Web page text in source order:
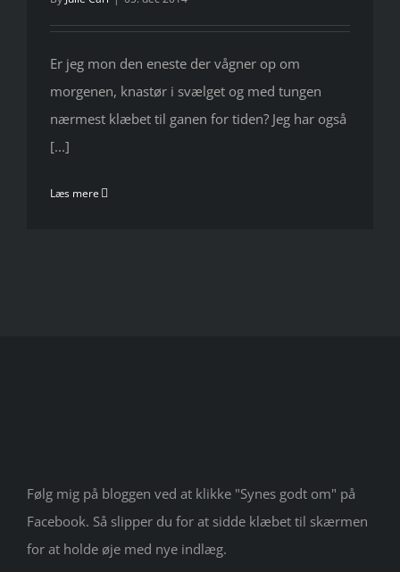
Er jeg mon den eneste der vågner op om
morgenen, knastør i svælget og med tungen
nærmest klæbet til ganen for tiden? Jeg har også
[...]
Læs mere
Følg mig på bloggen ved at klikke "Synes godt om" på
Facebook. Så slipper du for at sidde klæbet til skærmen
for at holde øje med nye indlæg.